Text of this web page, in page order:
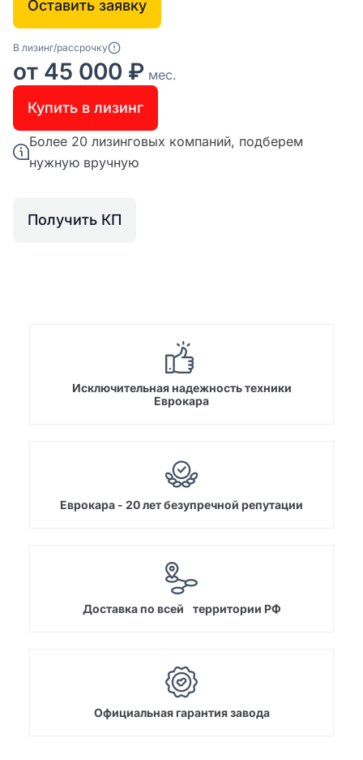
Оставить заявку
В лизинг/рассрочку
от 45 000 ₽ мес.
Купить в лизинг
Более 20 лизинговых компаний, подберем
нужную вручную
Получить КП
Исключительная надежность техники
Еврокара
Еврокара - 20 лет безупречной репутации
Доставка по всей территории РФ
Официальная гарантия завода